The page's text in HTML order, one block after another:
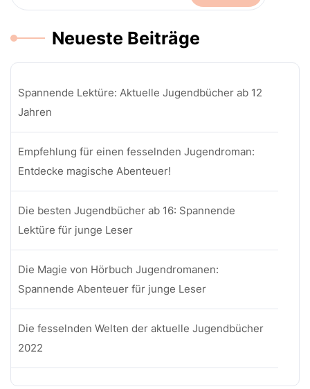
Neueste Beiträge
Spannende Lektüre: Aktuelle Jugendbücher ab 12
Jahren
Empfehlung für einen fesselnden Jugendroman:
Entdecke magische Abenteuer!
Die besten Jugendbücher ab 16: Spannende
Lektüre für junge Leser
Die Magie von Hörbuch Jugendromanen:
Spannende Abenteuer für junge Leser
Die fesselnden Welten der aktuelle Jugendbücher
2022